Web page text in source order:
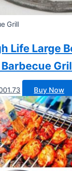
Grill
Life Large
。
当
前
价
格
为：
¥2,001.73。
Buy Now